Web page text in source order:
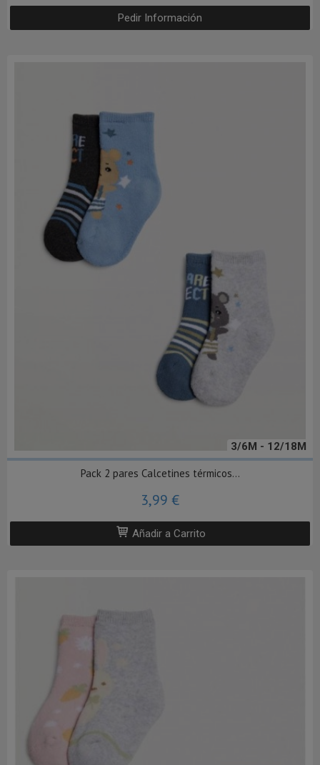
Pedir Información
3/6M - 12/18M
Pack 2 pares Calcetines térmicos...
3,99 €
Añadir a Carrito